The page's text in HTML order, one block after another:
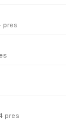
pres
pres